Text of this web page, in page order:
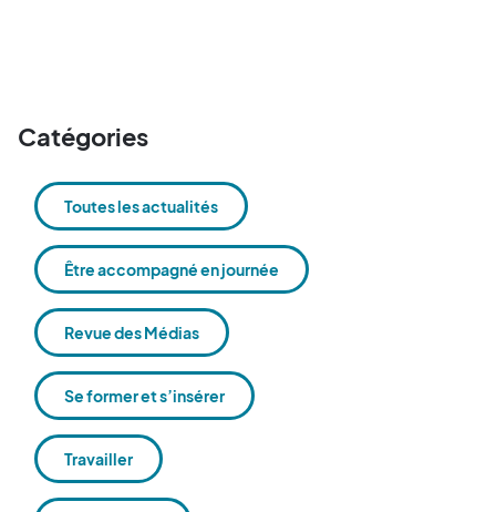
Catégories
Toutes les actualités
Être accompagné en journée
Revue des Médias
Se former et s’insérer
Travailler